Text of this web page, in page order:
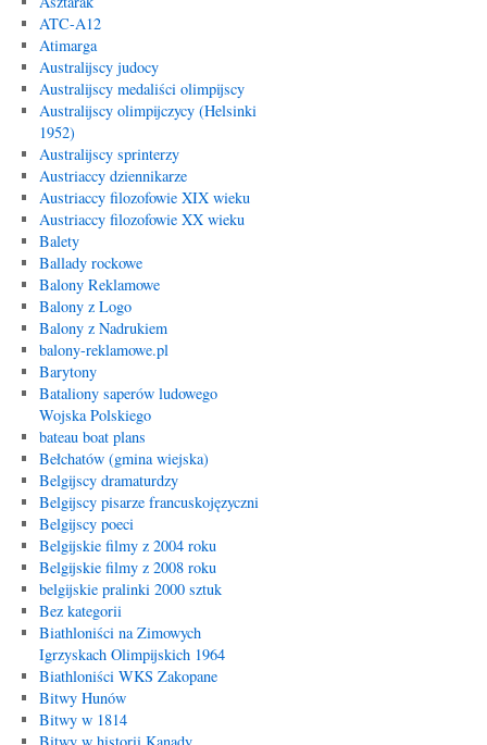
ATC-A12
Atimarga
Australijscy judocy
Australijscy medaliści olimpijscy
Australijscy olimpijczycy (Helsinki
1952)
Australijscy sprinterzy
Austriaccy dziennikarze
Austriaccy filozofowie XIX wieku
Austriaccy filozofowie XX wieku
Balety
Ballady rockowe
Balony Reklamowe
Balony z Logo
Balony z Nadrukiem
balony-reklamowe.pl
Barytony
Bataliony saperów ludowego
Wojska Polskiego
bateau boat plans
Bełchatów (gmina wiejska)
Belgijscy dramaturdzy
Belgijscy pisarze francuskojęzyczni
Belgijscy poeci
Belgijskie filmy z 2004 roku
Belgijskie filmy z 2008 roku
belgijskie pralinki 2000 sztuk
Bez kategorii
Biathloniści na Zimowych
Igrzyskach Olimpijskich 1964
Biathloniści WKS Zakopane
Bitwy Hunów
Bitwy w 1814